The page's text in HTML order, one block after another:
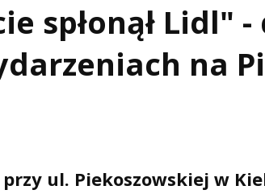
spłonął Lidl"
na
ul. Piekoszowskiej w